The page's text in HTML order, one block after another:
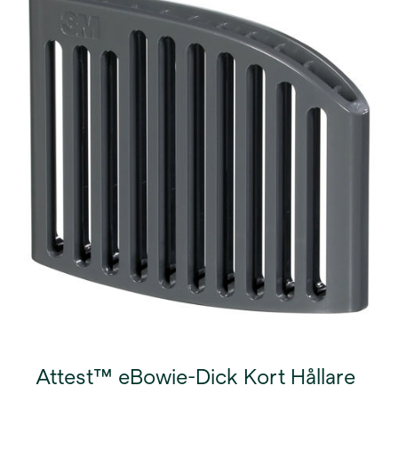
Attest™ eBowie-Dick Kort Hållare